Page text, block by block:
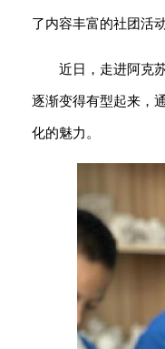
了内容丰富的社团活
近日，走进阿克
逐渐变得有型起来，
化的魅力。